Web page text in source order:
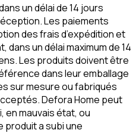
un délai de 14 jours
Les paiements
des frais d’expédition et
dans un délai maximum de 14
Les produits doivent être
dans leur emballage
sur mesure ou fabriqués
Defora Home peut
en mauvais état, ou
produit a subi une